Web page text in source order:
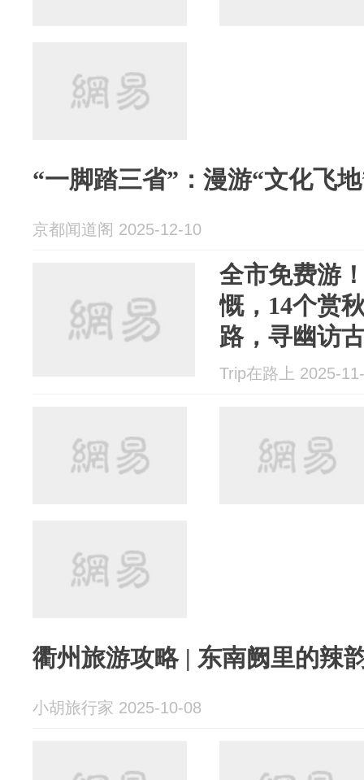
“一脚踏三省”：漫游“文化飞
京都闻道阁 2025-12-10
全市免费游
慨，14个赏
路，寻幽访
Trip在路上 2025-
衢州旅游攻略 | 东南阙里的辣
小胡旅行家 2025-10-08